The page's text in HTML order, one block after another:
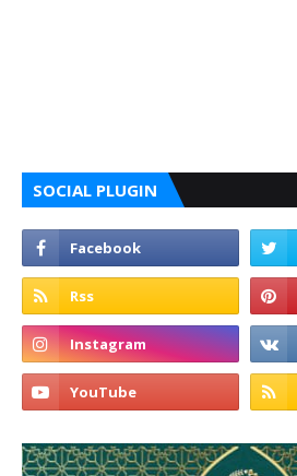
SOCIAL PLUGIN